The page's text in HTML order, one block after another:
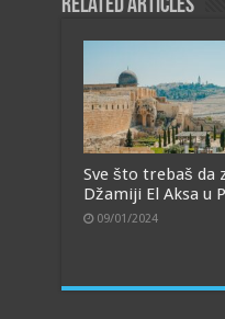
Related Articles
Sve što trebaš da
Džamiji El Aksa u
09/01/2024